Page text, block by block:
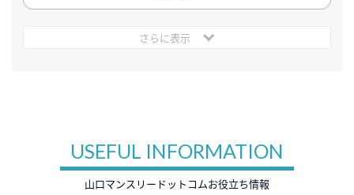
さらに表示
USEFUL INFORMATION
山口マンスリードットコムお役立ち情報